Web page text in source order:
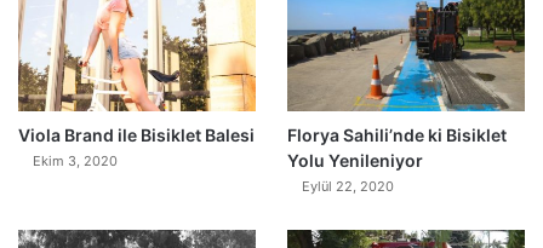
Viola Brand ile Bisiklet Balesi
Ekim 3, 2020
0
Florya Sahili’nde ki Bisiklet
Yolu Yenileniyor
Eylül 22, 2020